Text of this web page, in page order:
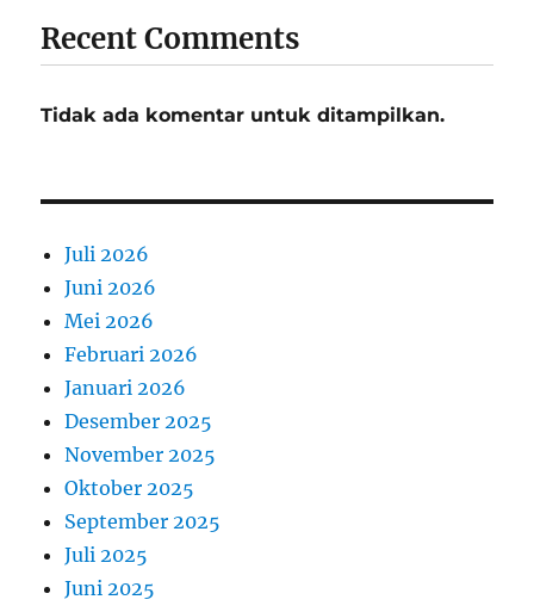
Recent Comments
Tidak ada komentar untuk ditampilkan.
Juli 2026
Juni 2026
Mei 2026
Februari 2026
Januari 2026
Desember 2025
November 2025
Oktober 2025
September 2025
Juli 2025
Juni 2025